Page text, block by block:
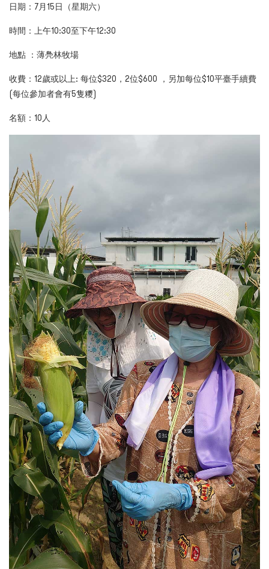
日期：7月15日（星期六）
時間：上午10:30至下午12:30
地點 ：薄鳧林牧場
收費：12歲或以上: 每位$320，2位$600 ，另加每位$10平臺手續費
(每位參加者會有5隻糭)
名額：10人